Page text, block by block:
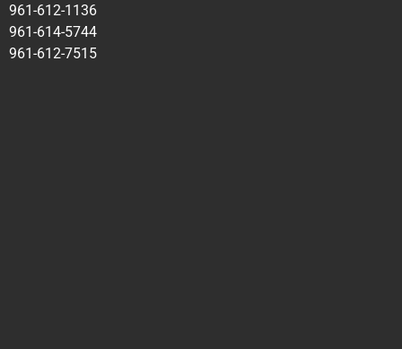
961-612-1136
961-614-5744
961-612-7515